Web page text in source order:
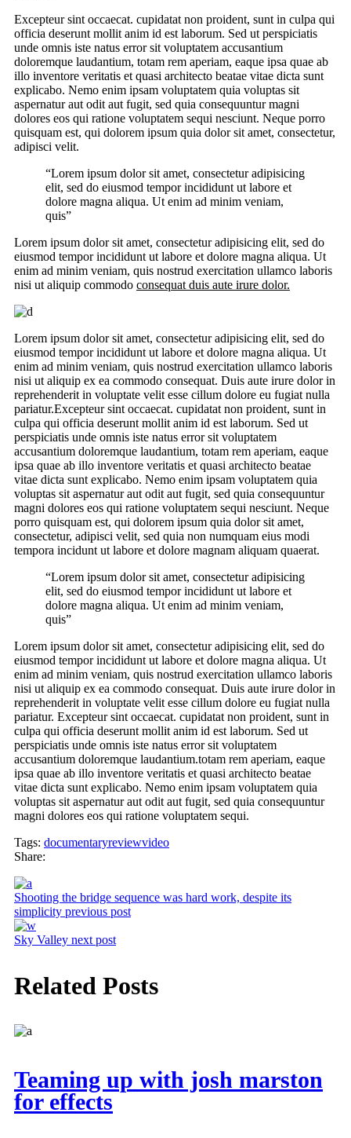
Excepteur sint occaecat. cupidatat non proident, sunt in culpa qui
officia deserunt mollit anim id est laborum. Sed ut perspiciatis
unde omnis iste natus error sit voluptatem accusantium
doloremque laudantium, totam rem aperiam, eaque ipsa quae ab
illo inventore veritatis et quasi architecto beatae vitae dicta sunt
explicabo. Nemo enim ipsam voluptatem quia voluptas sit
aspernatur aut odit aut fugit, sed quia consequuntur magni
dolores eos qui ratione voluptatem sequi nesciunt. Neque porro
quisquam est, qui dolorem ipsum quia dolor sit amet, consectetur,
adipisci velit.
“Lorem ipsum dolor sit amet, consectetur adipisicing
elit, sed do eiusmod tempor incididunt ut labore et
dolore magna aliqua. Ut enim ad minim veniam,
quis”
Lorem ipsum dolor sit amet, consectetur adipisicing elit, sed do
eiusmod tempor incididunt ut labore et dolore magna aliqua. Ut
enim ad minim veniam, quis nostrud exercitation ullamco laboris
nisi ut aliquip commodo consequat duis aute irure dolor.
Lorem ipsum dolor sit amet, consectetur adipisicing elit, sed do
eiusmod tempor incididunt ut labore et dolore magna aliqua. Ut
enim ad minim veniam, quis nostrud exercitation ullamco laboris
nisi ut aliquip ex ea commodo consequat. Duis aute irure dolor in
reprehenderit in voluptate velit esse cillum dolore eu fugiat nulla
pariatur.Excepteur sint occaecat. cupidatat non proident, sunt in
culpa qui officia deserunt mollit anim id est laborum. Sed ut
perspiciatis unde omnis iste natus error sit voluptatem
accusantium doloremque laudantium, totam rem aperiam, eaque
ipsa quae ab illo inventore veritatis et quasi architecto beatae
vitae dicta sunt explicabo. Nemo enim ipsam voluptatem quia
voluptas sit aspernatur aut odit aut fugit, sed quia consequuntur
magni dolores eos qui ratione voluptatem sequi nesciunt. Neque
porro quisquam est, qui dolorem ipsum quia dolor sit amet,
consectetur, adipisci velit, sed quia non numquam eius modi
tempora incidunt ut labore et dolore magnam aliquam quaerat.
“Lorem ipsum dolor sit amet, consectetur adipisicing
elit, sed do eiusmod tempor incididunt ut labore et
dolore magna aliqua. Ut enim ad minim veniam,
quis”
Lorem ipsum dolor sit amet, consectetur adipisicing elit, sed do
eiusmod tempor incididunt ut labore et dolore magna aliqua. Ut
enim ad minim veniam, quis nostrud exercitation ullamco laboris
nisi ut aliquip ex ea commodo consequat. Duis aute irure dolor in
reprehenderit in voluptate velit esse cillum dolore eu fugiat nulla
pariatur. Excepteur sint occaecat. cupidatat non proident, sunt in
culpa qui officia deserunt mollit anim id est laborum. Sed ut
perspiciatis unde omnis iste natus error sit voluptatem
accusantium doloremque laudantium.totam rem aperiam, eaque
ipsa quae ab illo inventore veritatis et quasi architecto beatae
vitae dicta sunt explicabo. Nemo enim ipsam voluptatem quia
voluptas sit aspernatur aut odit aut fugit, sed quia consequuntur
magni dolores eos qui ratione voluptatem sequi.
Tags: documentaryreviewvideo
Share:
Shooting the bridge sequence was hard work, despite its
simplicity previous post
Sky Valley next post
Related Posts
Teaming up with josh marston
for effects